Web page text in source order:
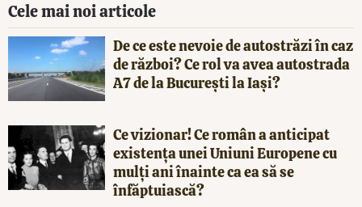
Cele mai noi articole
De ce este nevoie de autostrăzi în caz
de război? Ce rol va avea autostrada
A7 de la București la Iași?
Ce vizionar! Ce român a anticipat
existența unei Uniuni Europene cu
mulți ani înainte ca ea să se
înfăptuiască?